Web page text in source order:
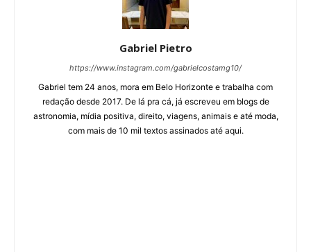
Gabriel Pietro
https://www.instagram.com/gabrielcostamg10/
Gabriel tem 24 anos, mora em Belo Horizonte e trabalha com
redação desde 2017. De lá pra cá, já escreveu em blogs de
astronomia, mídia positiva, direito, viagens, animais e até moda,
com mais de 10 mil textos assinados até aqui.